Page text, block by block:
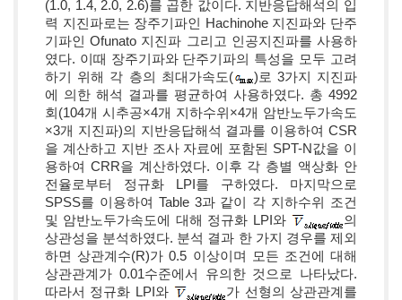
(1.0, 1.4, 2.0, 2.6)를 곱한 값이다. 지반응답해석의 입
력 지진파로는 장주기파인 Hachinohe 지진파와 단주
기파인 Ofunato 지진파 그리고 인공지진파를 사용하
였다. 이때 장주기파와 단주기파의 특성을 모두 고려
하기 위해 각 층의 최대가속도(
)로 3가지 지진파
에 의한 해석 결과를 평균하여 사용하였다. 총 4992
회(104개 시추공×4개 지하수위×4개 암반노두가속도
×3개 지진파)의 지반응답해석 결과를 이용하여 CSR
을 계산하고 지반 조사 자료에 포함된 SPT-N값을 이
용하여 CRR을 계산하였다. 이후 각 층별 액상화 안
전율로부터 정규화 LPI를 구하였다. 마지막으로
SPSS를 이용하여 Table 3과 같이 각 지하수위 조건
및 암반노두가속도에 대해 정규화 LPI와
의
상관성을 분석하였다. 분석 결과 한 가지 경우를 제외
하면 상관계수(R)가 0.5 이상이며 모든 조건에 대해
상관관계가 0.01수준에서 유의한 것으로 나타났다.
따라서 정규화 LPI와
가 선형의 상관관계를